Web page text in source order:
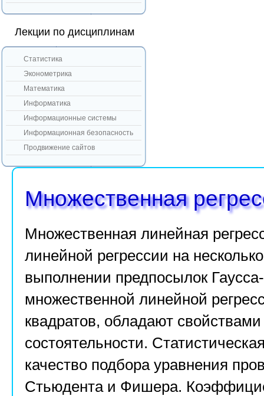
Лекции по дисциплинам
Статистика
Эконометрика
Математика
Информатика
Информационные системы
Информационная безопасность
Продвижение сайтов
Множественная
Множественная линейная
линейной регрессии на
выполнении предпосылок
множественной линейной
квадратов, обладают
состоятельности.
качество подбора уравнения
Стьюдента и Фишера.